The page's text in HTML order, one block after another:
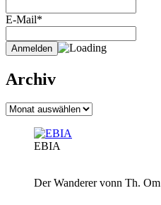
E-Mail*
Archiv
Archiv
EBIA
Der Wanderer vonn Th. Om